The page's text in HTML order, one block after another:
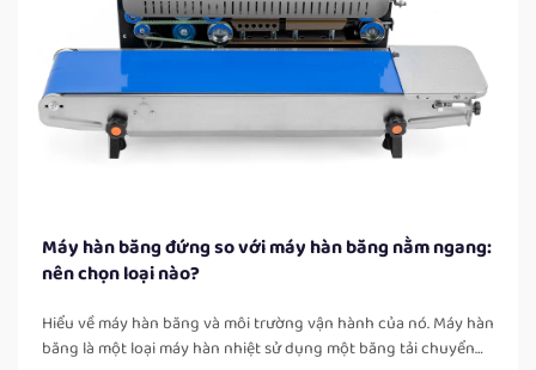
Máy hàn băng đứng so với máy hàn băng nằm ngang:
nên chọn loại nào?
Hiểu về máy hàn băng và môi trường vận hành của nó. Máy hàn
băng là một loại máy hàn nhiệt sử dụng một băng tải chuyển